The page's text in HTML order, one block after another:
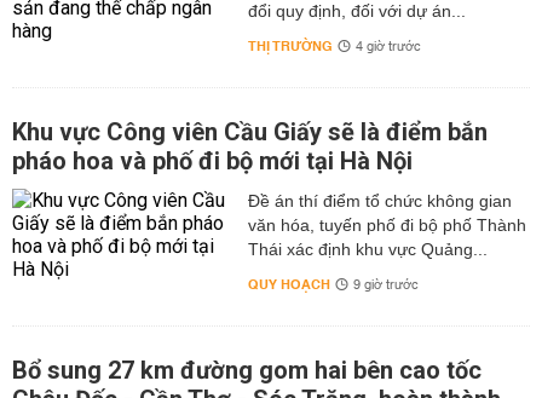
đổi quy định, đối với dự án...
THỊ TRƯỜNG 4 giờ trước
Khu vực Công viên Cầu Giấy sẽ là điểm bắn
pháo hoa và phố đi bộ mới tại Hà Nội
Đề án thí điểm tổ chức không gian
văn hóa, tuyến phố đi bộ phố Thành
Thái xác định khu vực Quảng...
QUY HOẠCH 9 giờ trước
Bổ sung 27 km đường gom hai bên cao tốc